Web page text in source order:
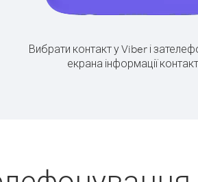
Вибрати контакт у Viber і
екрана інформації